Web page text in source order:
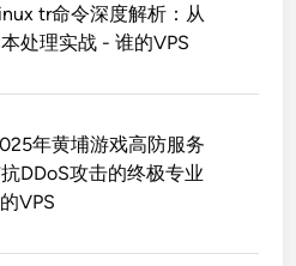
tr命令深度解析：从
处理实战 - 谁的VPS
年黄埔游戏高防服务
DDoS攻击的终极专业
VPS